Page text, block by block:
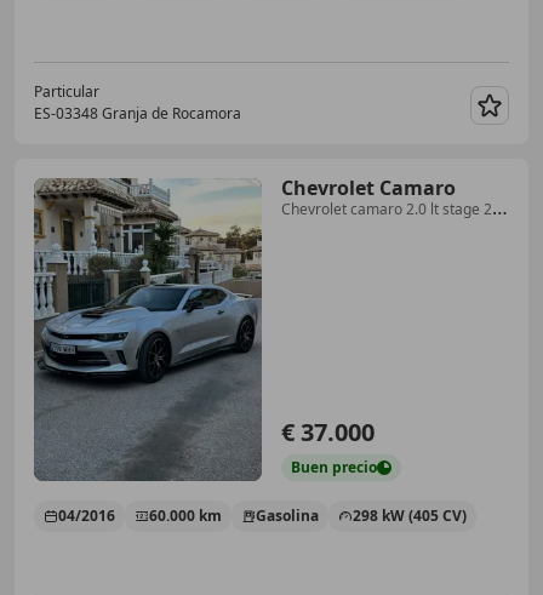
Particular
ES-03348 Granja de Rocamora
Chevrolet Camaro
Chevrolet camaro 2.0 lt stage 2
€ 37.000
Buen precio
04/2016 60.000 km Gasolina 298 kW (405 CV)